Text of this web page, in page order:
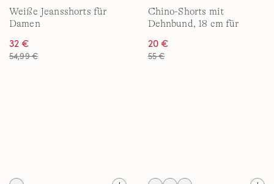
Weiße Jeansshorts für
Damen
32 €
54,99 €
Chino-Shorts mit
Dehnbund, 18 cm für
20 €
55 €